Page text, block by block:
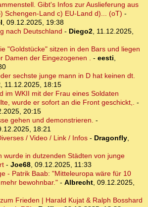
Gibt's Infos zur Auslieferung aus
Schengen-Land c) EU-Land d)... (oT) -
, 09.12.2025, 19:38
nach Deutschland - Diego2, 11.12.2025,
"Goldstücke" sitzen in den Bars und liegen
Damen der Eingezogenen . - eesti,
sechste junge mann in D hat keinen dt.
, 11.12.2025, 18:15
im WKII mit der Frau eines Soldaten
wurde er sofort an die Front geschickt,. -
20:15
gehen und demonstrieren. -
18:21
/ Video / Link / Infos- Dragonfly,
wurde in dutzenden Städten von junge
- Joe68, 09.12.2025, 11:33
- Patrik Baab: "Mitteleuropa wäre für 10
bewohnbar." - Albrecht, 09.12.2025,
Frieden | Harald Kujat & Ralph Bosshard